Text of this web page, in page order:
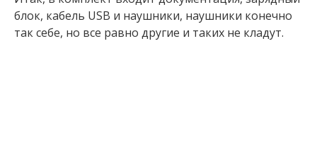
блок, кабель USB и наушники, наушники конечно
так себе, но все равно другие и таких не кладут.